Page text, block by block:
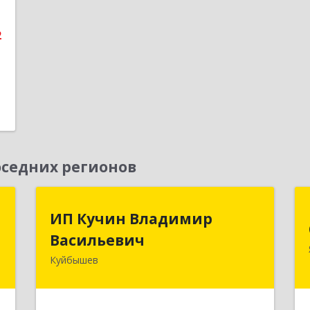
регионов
ИП Кучин Владимир
Васильевич
Куйбышев
Васильевич